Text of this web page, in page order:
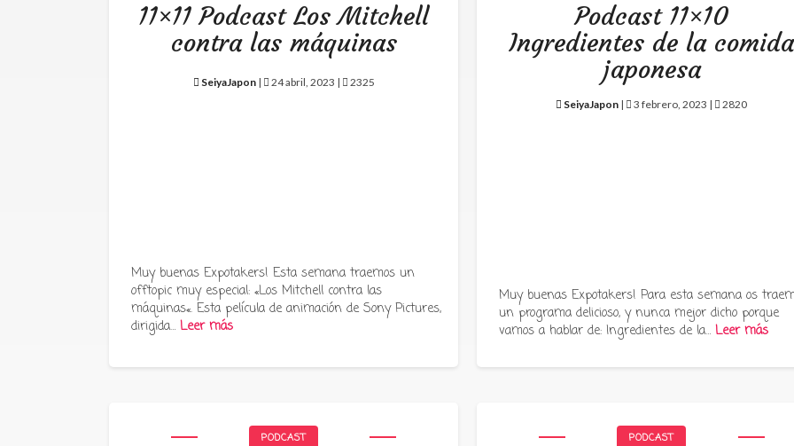
11×11 Podcast Los Mitchell
contra las máquinas
SeiyaJapon| 24 abril, 2023 | 2325
Muy buenas Expotakers! Esta semana traemos un
offtopic muy especial: «Los Mitchell contra las
máquinas«. Esta película de animación de Sony Pictures,
dirigida…Leer más
Podcast 11×10
Ingredientes de la comida
japonesa
SeiyaJapon | 3 febrero, 2023 | 2820
Muy buenas Expotakers! Para esta semana os
un programa delicioso, y nunca mejor dicho porque
vamos a hablar de: Ingredientes de la…Leer más
PODCAST PODCAST